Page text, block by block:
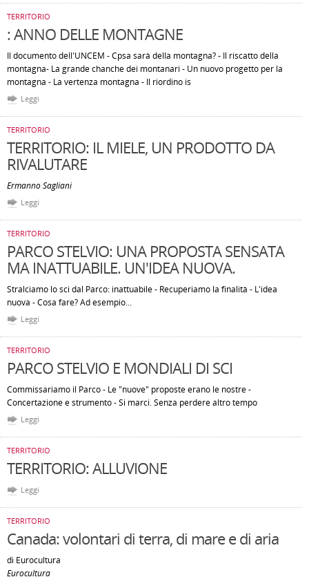
TERRITORIO
: ANNO DELLE MONTAGNE
Il documento dell'UNCEM - Cpsa sarà della montagna? - Il riscatto della
montagna- La grande chanche dei montanari - Un nuovo progetto per la
montagna - La vertenza montagna - Il riordino is
Leggi
TERRITORIO
TERRITORIO: IL MIELE, UN PRODOTTO DA
RIVALUTARE
Ermanno Sagliani
Leggi
TERRITORIO
PARCO STELVIO: UNA PROPOSTA SENSATA
MA INATTUABILE. UN'IDEA NUOVA.
Stralciamo lo sci dal Parco: inattuabile - Recuperiamo la finalità - L'idea
nuova - Cosa fare? Ad esempio...
Leggi
TERRITORIO
PARCO STELVIO E MONDIALI DI SCI
Commissariamo il Parco - Le "nuove" proposte erano le nostre -
Concertazione e strumento - Si marci. Senza perdere altro tempo
Leggi
TERRITORIO
TERRITORIO: ALLUVIONE
Leggi
TERRITORIO
Canada: volontari di terra, di mare e di aria
di Eurocultura
Eurocultura